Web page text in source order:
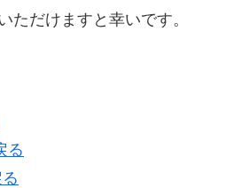
ただけますと幸いです。
る